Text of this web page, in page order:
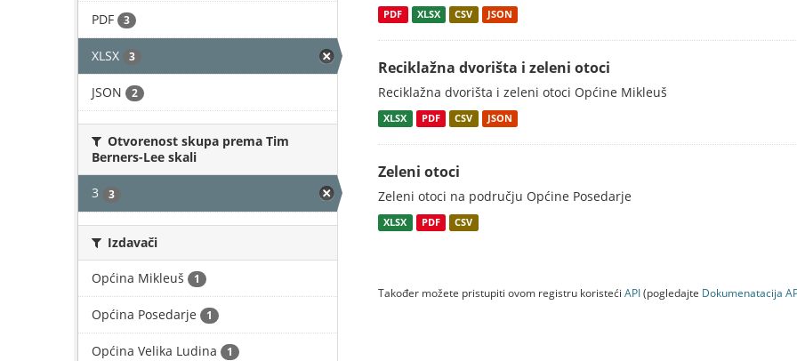
PDF 3
XLSX 3
JSON 2
Otvorenost skupa prema Tim
Berners-Lee skali
3 3
Izdavači
Općina Mikleuš 1
Općina Posedarje 1
Općina Velika Ludina 1
PDF XLSX CSV JSON
Reciklažna dvorišta i zeleni otoci
Reciklažna dvorišta i zeleni otoci Općine Mikleuš
XLSX PDF CSV JSON
Zeleni otoci
Zeleni otoci na području Općine Posedarje
XLSX PDF CSV
Također možete pristupiti ovom registru koristeći API(pogledajte Dokumenаtаcijа